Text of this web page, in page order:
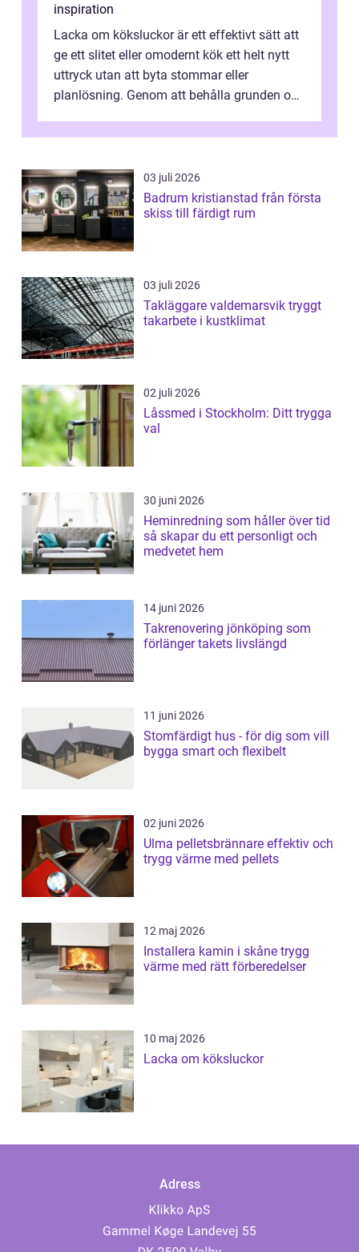
inspiration
Lacka om köksluckor är ett effektivt sätt att
ge ett slitet eller omodernt kök ett helt nytt
uttryck utan att byta stommar eller
planlösning. Genom att behålla grunden och
03 juli 2026
Badrum kristianstad från första
skiss till färdigt rum
03 juli 2026
Takläggare valdemarsvik tryggt
takarbete i kustklimat
02 juli 2026
Låssmed i Stockholm: Ditt trygga
val
30 juni 2026
Heminredning som håller över tid
så skapar du ett personligt och
medvetet hem
14 juni 2026
Takrenovering jönköping som
förlänger takets livslängd
11 juni 2026
Stomfärdigt hus - för dig som vill
bygga smart och flexibelt
02 juni 2026
Ulma pelletsbrännare effektiv och
trygg värme med pellets
12 maj 2026
Installera kamin i skåne trygg
värme med rätt förberedelser
10 maj 2026
Lacka om köksluckor
Adress